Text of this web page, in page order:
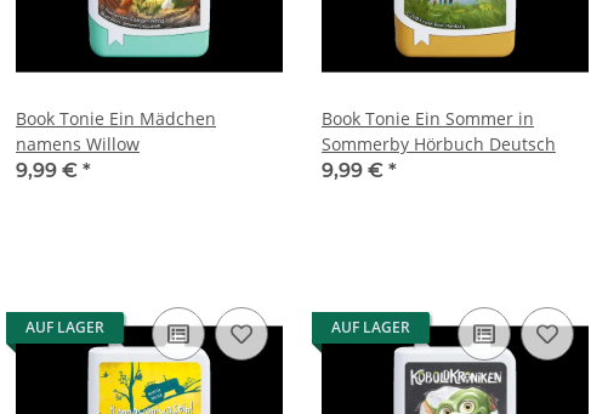
Book Tonie Ein Mädchen
namens Willow
9,99 € *
Book Tonie Ein Sommer in
Sommerby Hörbuch Deutsch
9,99 € *
AUF LAGER AUF LAGER